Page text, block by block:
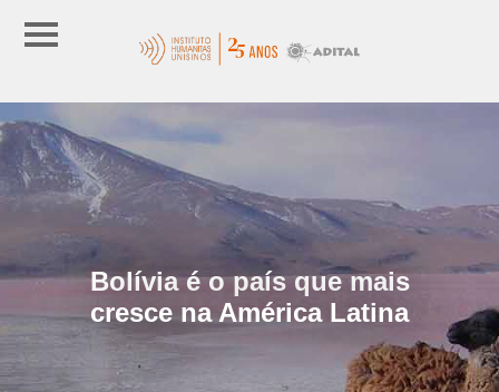
Bolívia é o país que mais
cresce na América Latina